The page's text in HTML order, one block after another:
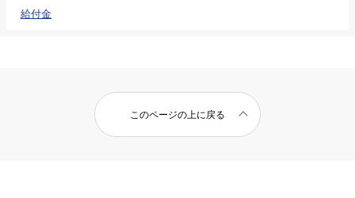
給付金
このページの上に戻る